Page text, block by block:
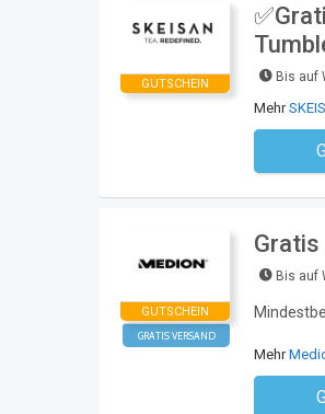
GUTSCHEIN Bis auf
Mehr
GUTSCHEIN
GRATIS VERSAND
Gratis
Bis auf
Mehr